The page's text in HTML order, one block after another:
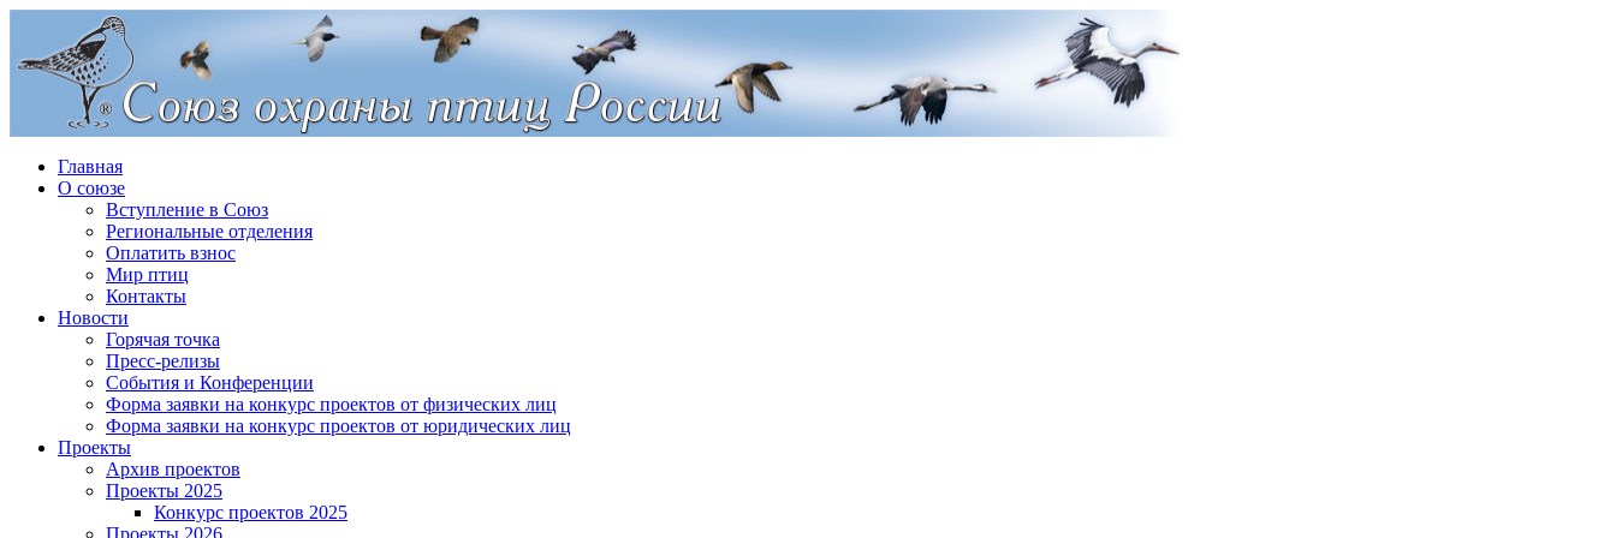
Главная
О союзе
Вступление в Союз
Региональные отделения
Оплатить взнос
Мир птиц
Контакты
Новости
Горячая точка
Пресс-релизы
События и Конференции
Форма заявки на конкурс проектов от физических лиц
Форма заявки на конкурс проектов от юридических лиц
Проекты
Архив проектов
Проекты 2025
Конкурс проектов 2025
Проекты 2026